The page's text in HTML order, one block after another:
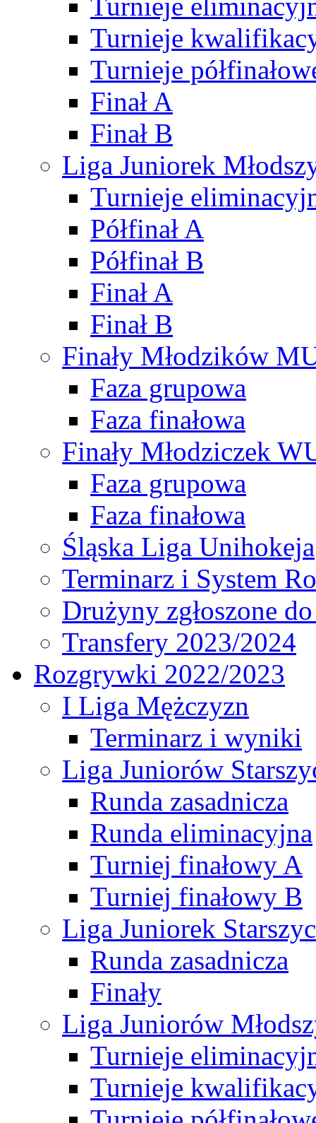
Turnieje
Turnieje
Finał A
Finał B
Liga Juniorek
Turnieje
Półfinał A
Półfinał B
Finał A
Finał B
Finały Młodzików
Faza grupowa
Faza finałowa
Finały Młodziczek
Faza grupowa
Faza finałowa
Śląska Liga Unihokeja
Terminarz i System
Drużyny zgłoszone
Transfery 2023/2024
Rozgrywki 2022/2023
I Liga Mężczyzn
Terminarz i wyniki
Liga Juniorów
Runda zasadnicza
Runda eliminacyjna
Turniej finałowy A
Turniej finałowy B
Liga Juniorek
Runda zasadnicza
Finały
Liga Juniorów
Turnieje
Turnieje